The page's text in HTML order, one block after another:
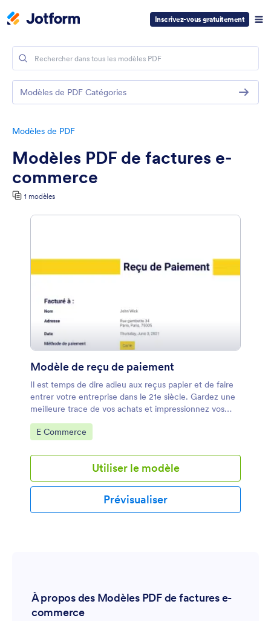
Inscrivez-vous gratuitement
Modèles de PDF
Modèles PDF de factures e-
commerce
1 modèles
Modèle de reçu de paiement
Il est temps de dire adieu aux reçus papier et de faire
entrer votre entreprise dans le 21e siècle. Gardez une
meilleure trace de vos achats et impressionnez vos
clients avec notre modèle de reçu de paiement.
Remplissez simplement le formulaire de reçu de
paiements en personne, ou joignez-le à votre
formulaire de paiement intégré pour générer
instantanément des reçus PDF soignés pour chaque
achat en ligne. Configurez un répondeur automatique
pour envoyer instantanément les reçus par e-mail aux
modèle ? Ne vous inquiétez pas, notre éditeur PDF par
glisser-déposer facilite la réorganisation de la mise en
page, l'ajout du logo de votre entreprise ou la mise à
Accéder à la catégorie :
E Commerce
Utiliser le modèle
Prévisualiser
À propos des Modèles PDF de factures e-
commerce
Modèles de PDF Catégories